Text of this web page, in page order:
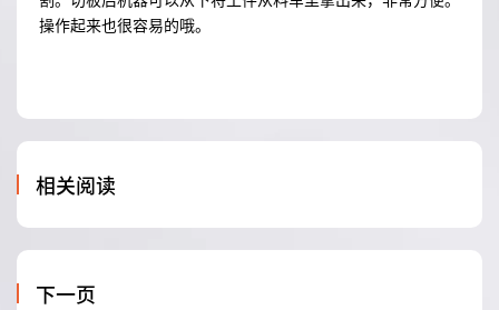
操作起来也很容易的哦。
相关阅读
下一页